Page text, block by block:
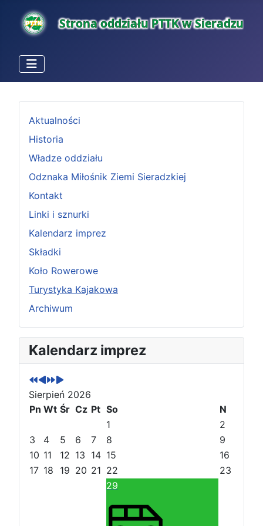
Aktualności
Historia
Władze oddziału
Odznaka Miłośnik Ziemi Sieradzkiej
Kontakt
Linki i sznurki
Kalendarz imprez
Składki
Koło Rowerowe
Turystyka Kajakowa
Archiwum
Kalendarz imprez
P
o
p
r
z
e
n
i
r
P
o
p
r
z
e
i
m
N
a
s
t
ę
p
y
r
o
N
a
s
t
ę
p
y
m
Sierpień 2026
Pn Wt Śr Cz Pt So
N
1
2
3
4 5 6 7 8
9
10 11 12 13 14 15
16
17 18 19 20 21 22
23
29